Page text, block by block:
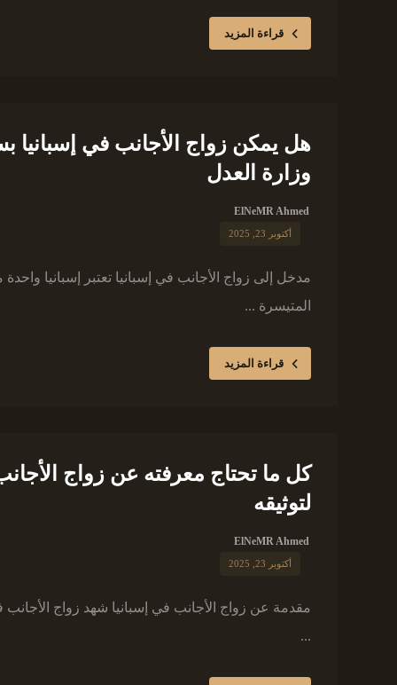
قراءة المزيد
هل يمكن زواج الأجانب في إسبانيا
وزارة العدل
ElNeMR Ahmed
أكتوبر 23, 2025
مدخل إلى زواج الأجانب في إسبانيا تعتبر إسبانيا
المتيسرة ...
قراءة المزيد
كل ما تحتاج معرفته عن زواج
لتوثيقه
ElNeMR Ahmed
أكتوبر 23, 2025
مقدمة عن زواج الأجانب في إسبانيا شهد زواج الأجانب
...